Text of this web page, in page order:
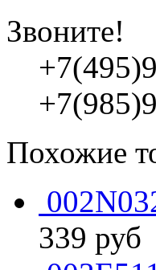
Звоните!
Похожие
339 руб